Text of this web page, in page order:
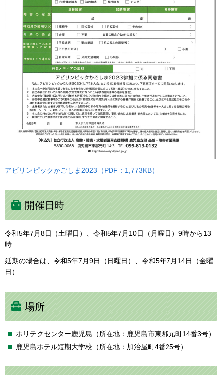
アビリンピックかごしま2023（PDF：1,773KB）
開催日時
令和5年7月8日（土曜日）、令和5年7月10日（月曜日）9時から13
時
延期の場合は、令和5年7月9日（日曜日）、令和5年7月14日（金曜
日）
場所
ポリテクセンター鹿児島（所在地：鹿児島市東郡元町14番3号）
鹿児島ホテル短期大学校（所在地：加治屋町4番25号）